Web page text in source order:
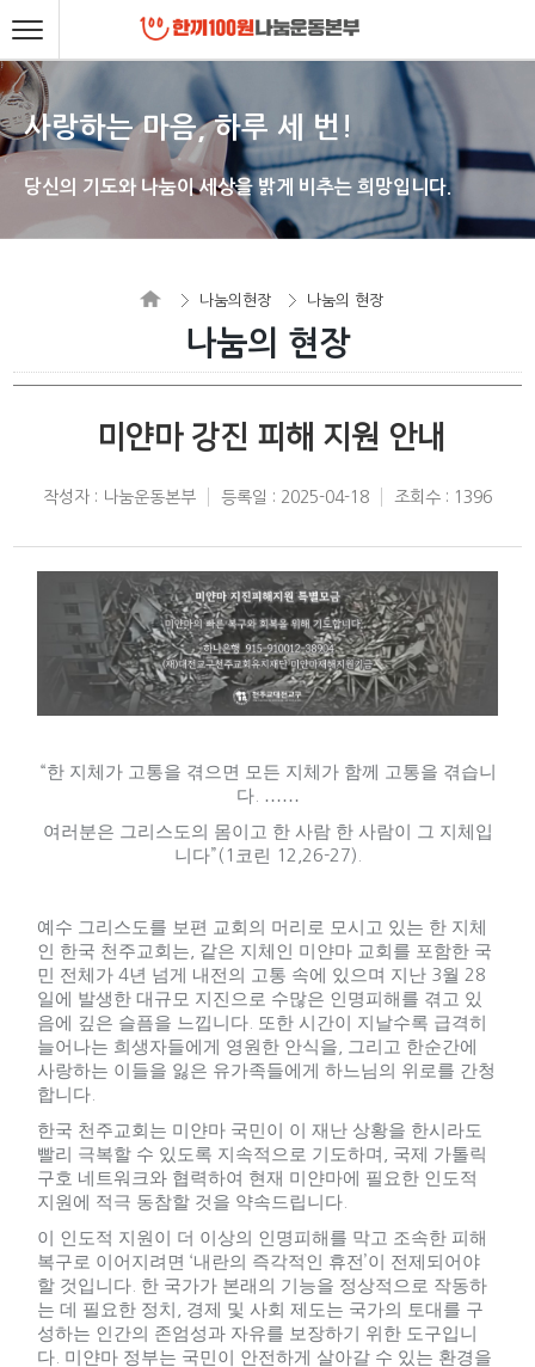
사랑하는 마음, 하루 세 번!
당신의 기도와 나눔이 세상을 밝게 비추는 희망입니다.
나눔의현장 나눔의 현장
나눔의 현장
미얀마 강진 피해 지원 안내
작성자 : 나눔운동본부 등록일 : 2025-04-18 조회수 : 1396
“한 지체가 고통을 겪으면 모든 지체가 함께 고통을 겪습니
다. ……
여러분은 그리스도의 몸이고 한 사람 한 사람이 그 지체입
니다”(1 코린 12,26-27).
예수 그리스도를 보편 교회의 머리로 모시고 있는 한 지체
인 한국 천주교회는
같은 지체인 미얀마 교회를 포함한 국
민 전체가4년 넘게 내전의 고통 속에 있으며 지난 3월 28
일에 발생한 대규모 지진으로 수많은 인명피해를 겪고 있
음에 깊은 슬픔을 느낍니다
또한 시간이 지날수록 급격히
늘어나는 희생자들에게 영원한 안식을
그리고 한순간에
사랑하는 이들을 잃은 유가족들에게 하느님의 위로를 간청
합니다
한국 천주교회는 미얀마 국민이 이 재난 상황을 한시라도
빨리 극복할 수 있도록 지속적으로 기도하며
국제 가톨릭
구호 네트워크와 협력하여 현재 미얀마에 필요한 인도적
지원에 적극 동참할 것을 약속드립니다
이 인도적 지원이 더 이상의 인명피해를 막고 조속한 피해
복구로 이어지려면‘내란의 즉각적인 휴전’이 전제되어야
할 것입니다 한 국가가 본래의 기능을 정상적으로 작동하
는 데 필요한 정치
경제 및 사회 제도는 국가의 토대를 구
성하는 인간의 존엄성과 자유를 보장하기 위한 도구입니
다 미얀마 정부는 국민이 안전하게 살아갈 수 있는 환경을